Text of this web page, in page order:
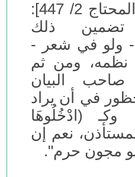
جاء في [تحفة المحتاج 2/ 447]:
ذلك
- ولو في شعر -
نظمه، ومن ثم
البيان
في أن يراد
وكـ (ادْخُلُوهَا
ق/ 34 لمستأذن، نعم إن
مجون حرم".